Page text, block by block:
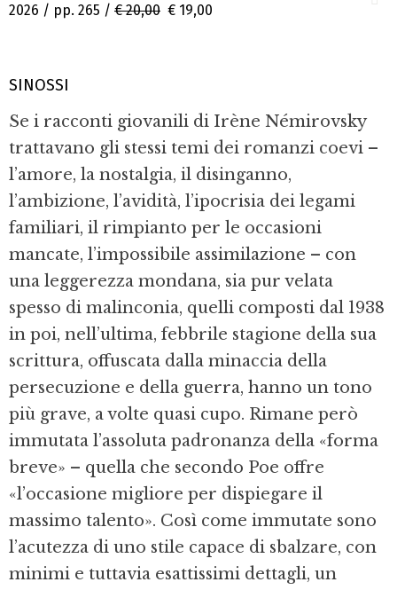
2026 / pp. 265 / € 20,00 € 19,00
SINOSSI
Se i racconti giovanili di Irène Némirovsky
trattavano gli stessi temi dei romanzi coevi –
l’amore, la nostalgia, il disinganno,
l’ambizione, l’avidità, l’ipocrisia dei legami
familiari, il rimpianto per le occasioni
mancate, l’impossibile assimilazione – con
una leggerezza mondana, sia pur velata
spesso di malinconia, quelli composti dal 1938
in poi, nell’ultima, febbrile stagione della sua
scrittura, offuscata dalla minaccia della
persecuzione e della guerra, hanno un tono
più grave, a volte quasi cupo. Rimane però
immutata l’assoluta padronanza della «forma
breve» – quella che secondo Poe offre
«l’occasione migliore per dispiegare il
massimo talento». Così come immutate sono
l’acutezza di uno stile capace di sbalzare, con
minimi e tuttavia esattissimi dettagli, un